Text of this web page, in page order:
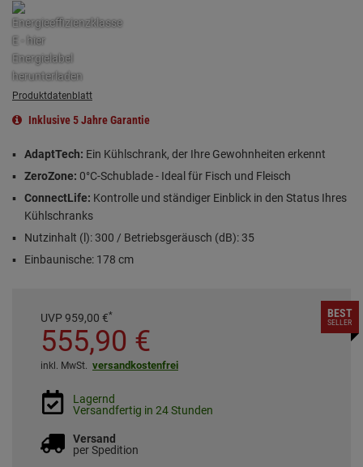
Produktdatenblatt
Inklusive 5 Jahre Garantie
AdaptTech: Ein Kühlschrank, der Ihre Gewohnheiten erkennt
ZeroZone: 0°C-Schublade - Ideal für Fisch und Fleisch
ConnectLife: Kontrolle und ständiger Einblick in den Status Ihres
Kühlschranks
Nutzinhalt (l): 300 / Betriebsgeräusch (dB): 35
Einbaunische: 178 cm
UVP 959,00 €*
555,90 €
inkl. MwSt. versandkostenfrei
Lagernd
Versandfertig in 24 Stunden
Versand
per Spedition
BEST
SELLER